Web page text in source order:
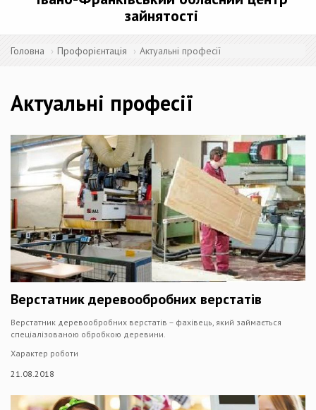
зайнятості
Головна Профорієнтація Актуальні професії
Актуальні професії
Верстатник деревообробних верстатів
Верстатник деревообробних верстатів – фахівець, який займається
спеціалізованою обробкою деревини.
Характер роботи
21.08.2018